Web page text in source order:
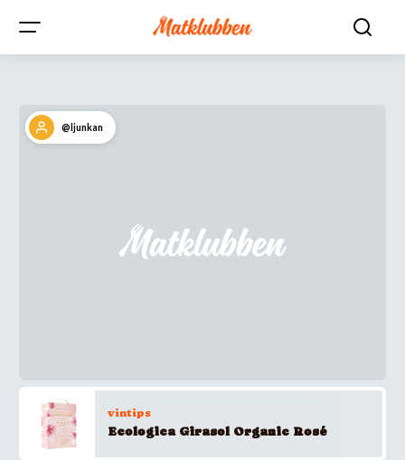
@ljunkan
vintips
Ecologica Girasol Organic Rosé